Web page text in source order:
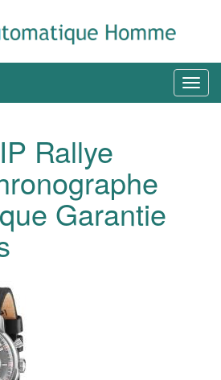
Rallye
Garantie